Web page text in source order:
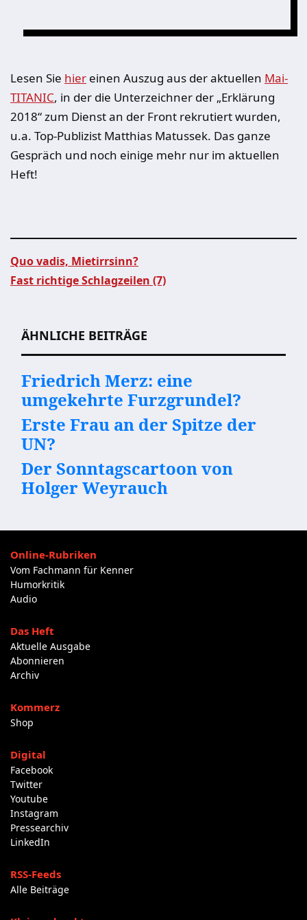
Lesen Sie hier einen Auszug aus der aktuellen Mai-
TITANIC, in der die Unterzeichner der „Erklärung
2018“ zum Dienst an der Front rekrutiert wurden,
u.a. Top-Publizist Matthias Matussek. Das ganze
Gespräch und noch einige mehr nur im aktuellen
Heft!
Quo vadis, Mietirrsinn?
Fast richtige Schlagzeilen (7)
ÄHNLICHE BEITRÄGE
Friedrich Merz: eine
umgekehrte Furzgrundel?
Erste Frau an der Spitze der
UN?
Der Sonntagscartoon von
Holger Weyrauch
Online-Rubriken
Vom Fachmann für Kenner
Humorkritik
Audio
Das Heft
Aktuelle Ausgabe
Abonnieren
Archiv
Kommerz
Shop
Digital
Facebook
Twitter
Youtube
Instagram
Pressearchiv
LinkedIn
RSS-Feeds
Alle Beiträge